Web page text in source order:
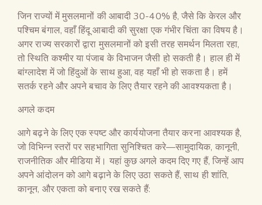
जिन राज्यों में मुसलमानों की आबादी 30-40% है, जैसे कि केरल और
पश्चिम बंगाल, वहाँ हिंदू आबादी की सुरक्षा एक गंभीर चिंता का विषय है।
अगर राज्य सरकारों द्वारा मुसलमानों को इसी तरह समर्थन मिलता रहा,
तो स्थिति कश्मीर या पंजाब के विभाजन जैसी हो सकती है। हाल ही में
बांग्लादेश में जो हिंदुओं के साथ हुआ, वह यहाँ भी हो सकता है। हमें
सतर्क रहने और अपने बचाव के लिए तैयार रहने की आवश्यकता है।
अगले कदम
आगे बढ़ने के लिए एक स्पष्ट और कार्ययोजना तैयार करना आवश्यक है,
जो विभिन्न स्तरों पर सहभागिता सुनिश्चित करे—सामुदायिक, कानूनी,
राजनीतिक और मीडिया में। यहां कुछ अगले कदम दिए गए हैं, जिन्हें आप
अपने आंदोलन को आगे बढ़ाने के लिए उठा सकते हैं, साथ ही शांति,
कानून, और एकता को बनाए रख सकते हैं: